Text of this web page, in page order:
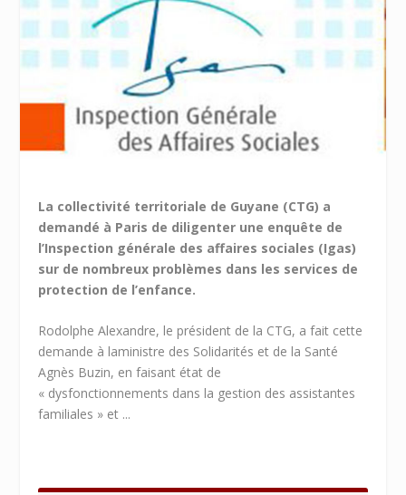
La collectivité territoriale de Guyane (CTG) a
demandé à Paris de diligenter une enquête de
l’Inspection générale des affaires sociales (Igas)
sur de nombreux problèmes dans les services de
protection de l’enfance.
Rodolphe Alexandre, le président de la CTG, a fait cette
demande à laministre des Solidarités et de la Santé
Agnès Buzin, en faisant état de
« dysfonctionnements dans la gestion des assistantes
familiales » et ...